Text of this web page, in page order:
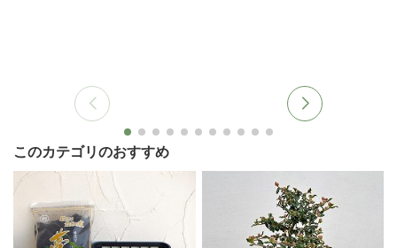
このカテゴリのおすすめ